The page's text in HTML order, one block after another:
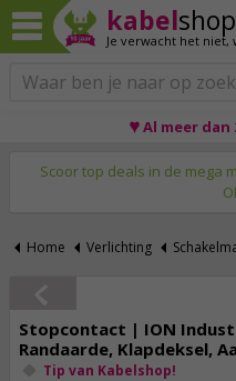
kabel
Je verwacht het niet,
♥ Al meer
Scoor top deals in de mega
Home Verlichting
Stopcontact | ION
Randaarde, Klapdeksel,
Tip van Kabelshop!